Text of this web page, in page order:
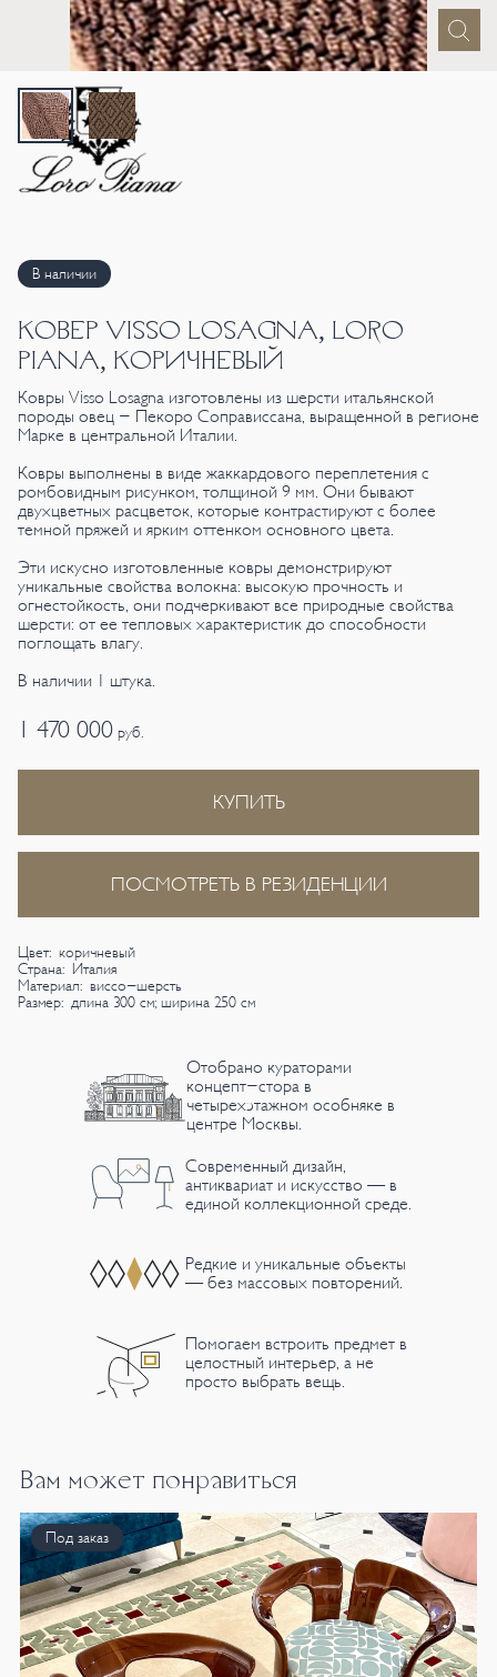
В наличии
КОВЕР VISSO LOSAGNA, LORO
PIANA, КОРИЧНЕВЫЙ
Ковры Visso Losagna изготовлены из шерсти итальянской
породы овец - Пекоро Соправиссана, выращенной в регионе
Марке в центральной Италии.
Ковры выполнены в виде жаккардового переплетения с
ромбовидным рисунком, толщиной 9 мм. Они бывают
двухцветных расцветок, которые контрастируют с более
темной пряжей и ярким оттенком основного цвета.
Эти искусно изготовленные ковры демонстрируют
уникальные свойства волокна: высокую прочность и
огнестойкость, они подчеркивают все природные свойства
шерсти: от ее тепловых характеристик до способности
поглощать влагу.
В наличии 1 штука.
1 470 000 руб.
КУПИТЬ
ПОСМОТРЕТЬ В РЕЗИДЕНЦИИ
Цвет: коричневый
Страна: Италия
Материал: виссо-шерсть
Размер: длина 300 см; ширина 250 см
Отобрано кураторами
концепт-стора в
четырехэтажном особняке в
центре Москвы.
Современный дизайн,
антиквариат и искусство — в
единой коллекционной среде.
Редкие и уникальные объекты
— без массовых повторений.
Помогаем встроить предмет в
целостный интерьер, а не
просто выбрать вещь.
Вам может понравиться
Под заказ